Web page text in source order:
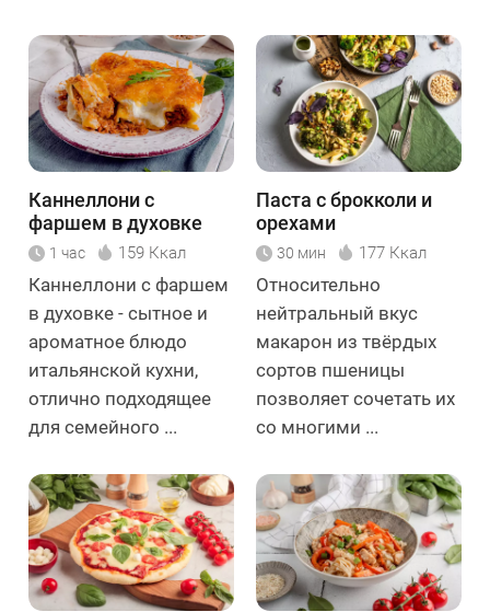
Каннеллони с
фаршем в духовке
1 час 159 Ккал
Каннеллони с фаршем
в духовке - сытное и
ароматное блюдо
итальянской кухни,
отлично подходящее
для семейного ...
Паста с брокколи и
орехами
30 мин 177 Ккал
Относительно
нейтральный вкус
макарон из твёрдых
сортов пшеницы
позволяет сочетать их
со многими ...